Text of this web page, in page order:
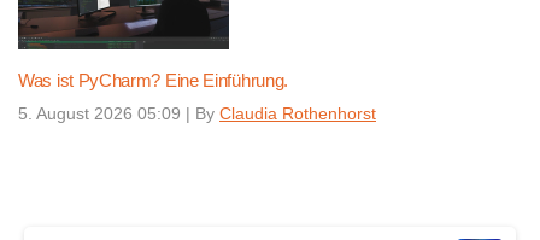
Was ist PyCharm? Eine Einführung.
5. August 2026 05:09 | By Claudia Rothenhorst